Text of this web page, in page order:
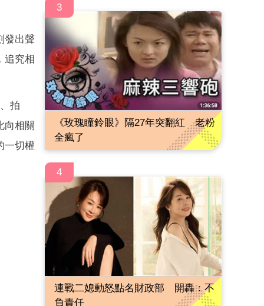
發出聲
追究相
拍
向相關
一切權
3
《玫瑰瞳鈴眼》隔27年突翻紅 老粉
全瘋了
4
連戰二媳動怒點名財政部 開轟：不
負責任